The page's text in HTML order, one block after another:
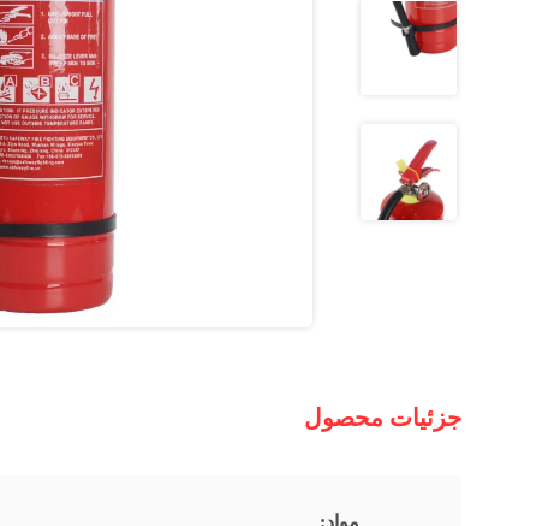
جزئیات محصول
مواد: